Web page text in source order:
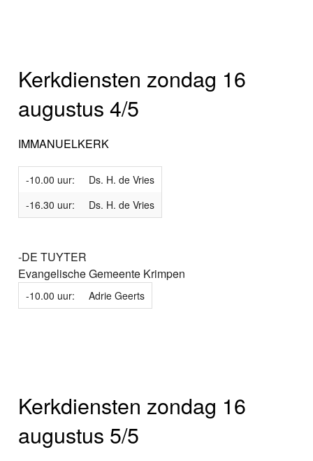
Kerkdiensten zondag 16
augustus 4/5
IMMANUELKERK
-10.00 uur:
Ds. H. de Vries
-16.30 uur:
Ds. H. de Vries
-DE TUYTER
Evangelische Gemeente Krimpen
-10.00 uur: Adrie Geerts
Kerkdiensten zondag 16
augustus 5/5